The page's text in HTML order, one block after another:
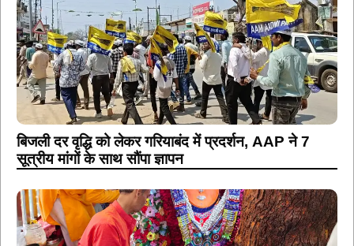
बिजली दर वृद्धि को लेकर गरियाबंद में प्रदर्शन, AAP ने 7
सूत्रीय मांगों के साथ सौंपा ज्ञापन